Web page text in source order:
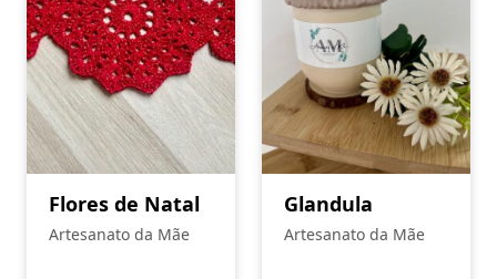
Flores de Natal
Artesanato da Mãe
Glandula
Artesanato da Mãe